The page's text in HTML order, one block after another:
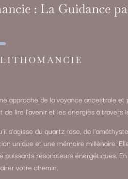
: La Guidance
approche de la voyance ancestrale
de lire l’avenir et les énergies à
s’agisse du quartz rose, de
unique et une mémoire millénaire.
puissants résonateurs énergétiques.
votre chemin.